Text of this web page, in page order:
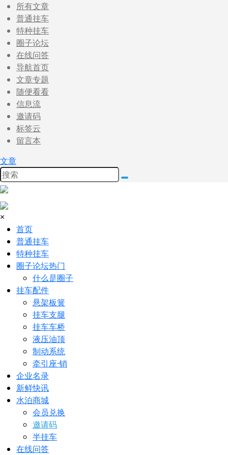
所有文章
普通挂车
特种挂车
圈子论坛
在线问答
导航首页
文章专题
随便看看
信息流
邀请码
标签云
留言本
文章
×
首页
普通挂车
特种挂车
圈子论坛热门
什么是圈子
挂车配件
悬架板簧
挂车支腿
挂车车桥
液压油顶
制动系统
牵引座·销
企业名录
新鲜快讯
水泊商城
会员兑换
邀请码
半挂车
在线问答